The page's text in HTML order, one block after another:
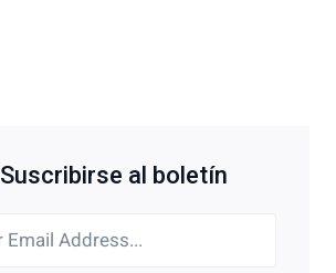
Suscribirse al boletín